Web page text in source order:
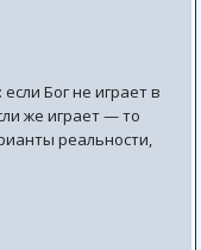
Бог не играет в
же играет — то
реальности,